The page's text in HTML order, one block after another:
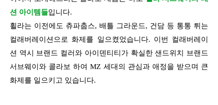
션 아이템들입니다.
휠라는 이전에도 츄파춥스, 배틀 그라운드, 건담 등 통통 튀는
컬래버레이션으로 화제를 일으켰었습니다. 이번 컬래버레이
션 역시 브랜드 컬러와 아이덴티티가 확실한 샌드위치 브랜드
서브웨이와 콜라보 하여 MZ 세대의 관심과 애정을 받으며 큰
화제를 일으키고 있습니다.